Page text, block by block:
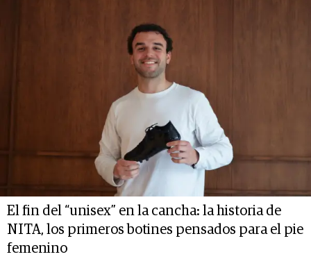
El fin del “unisex” en la cancha: la historia de
NITA, los primeros botines pensados para el pie
femenino